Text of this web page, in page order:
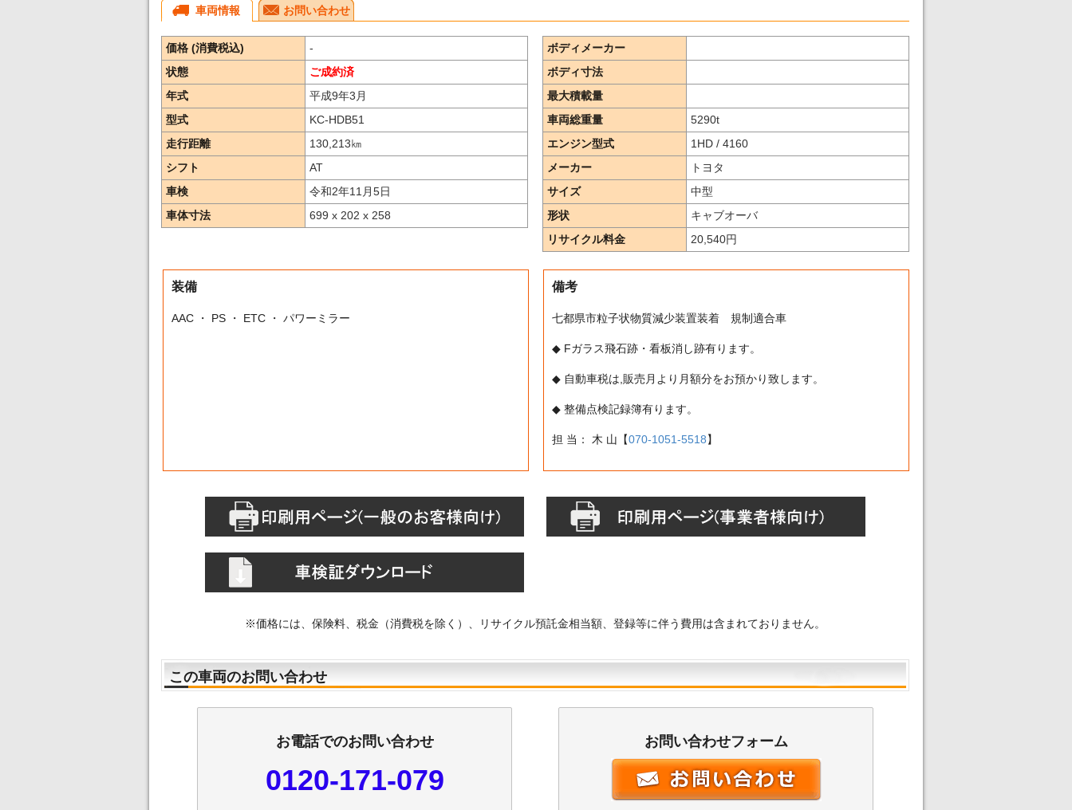
車両情報 お問い合わせ
価格 (消費税込)
-
状態
ご成約済
年式
平成9年3月
型式
KC-HDB51
走行距離
130,213㎞
シフト
AT
車検
令和2年11月5日
車体寸法
699 x 202 x 258
ボディメーカー
ボディ寸法
最大積載量
車両総重量
5290t
エンジン型式
1HD / 4160
メーカー
トヨタ
サイズ
中型
形状
キャブオーバ
リサイクル料金
20,540円
装備
AAC ・ PS ・ ETC ・ パワーミラー
備考
七都県市粒子状物質減少装置装着 規制適合車
◆ Fガラス飛石跡・看板消し跡有ります。
◆ 自動車税は,販売月より月額分をお預かり致します。
◆ 整備点検記録簿有ります。
担 当： 木 山【070-1051-5518】
※価格には、保険料、税金（消費税を除く）、リサイクル預託金相当額、登録等に伴う費用は含まれておりません。
この車両のお問い合わせ
お電話でのお問い合わせ
0120-171-079
お問い合わせフォーム